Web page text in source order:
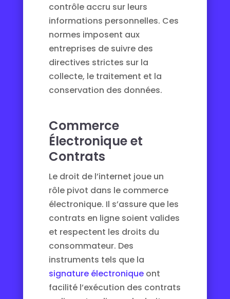
contrôle accru sur leurs
informations personnelles. Ces
normes imposent aux
entreprises de suivre des
directives strictes sur la
collecte, le traitement et la
conservation des données.
Commerce
Électronique et
Contrats
Le droit de l’internet joue un
rôle pivot dans le commerce
électronique. Il s’assure que les
contrats en ligne soient valides
et respectent les droits du
consommateur. Des
instruments tels que la
signature électroniqueont
facilité l’exécution des contrats